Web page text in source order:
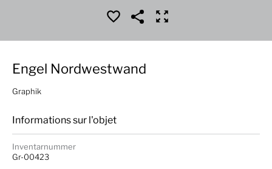
Engel Nordwestwand
Graphik
Informations sur l'objet
Inventarnummer
Gr-00423